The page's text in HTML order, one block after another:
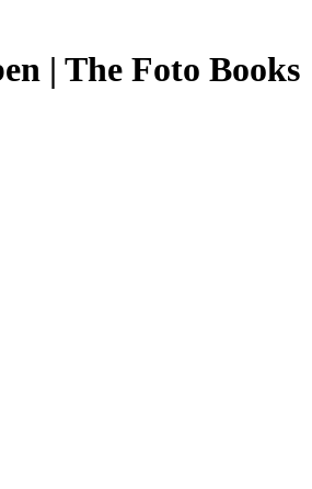
| The Foto Books